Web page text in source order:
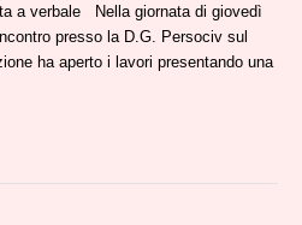
a verbale Nella giornata di giovedì
presso la D.G. Persociv sul
ha aperto i lavori presentando una